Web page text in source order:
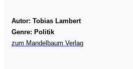
Autor: Tobias Lambert
Genre: Politik
zum Mandelbaum Verlag